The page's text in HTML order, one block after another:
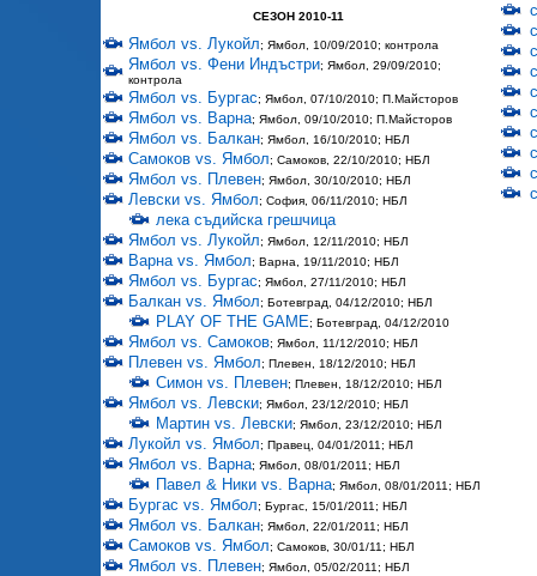
СЕЗОН 2010-11
Ямбол vs. Лукойл; Ямбол, 10/09/2010; контрола
Ямбол vs. Фени Индъстри; Ямбол, 29/09/2010;
контрола
Ямбол vs. Бургас; Ямбол, 07/10/2010; П.Майсторов
Ямбол vs. Варна; Ямбол, 09/10/2010; П.Майсторов
Ямбол vs. Балкан; Ямбол, 16/10/2010; НБЛ
Самоков vs. Ямбол; Самоков, 22/10/2010; НБЛ
Ямбол vs. Плевен; Ямбол, 30/10/2010; НБЛ
Левски vs. Ямбол; София, 06/11/2010; НБЛ
лека съдийска грешчица
Ямбол vs. Лукойл; Ямбол, 12/11/2010; НБЛ
Варна vs. Ямбол; Варна, 19/11/2010; НБЛ
Ямбол vs. Бургас; Ямбол, 27/11/2010; НБЛ
Балкан vs. Ямбол; Ботевград, 04/12/2010; НБЛ
PLAY OF THE GAME; Ботевград, 04/12/2010
Ямбол vs. Самоков; Ямбол, 11/12/2010; НБЛ
Плевен vs. Ямбол; Плевен, 18/12/2010; НБЛ
Симон vs. Плевен; Плевен, 18/12/2010; НБЛ
Ямбол vs. Левски; Ямбол, 23/12/2010; НБЛ
Мартин vs. Левски; Ямбол, 23/12/2010; НБЛ
Лукойл vs. Ямбол; Правец, 04/01/2011; НБЛ
Ямбол vs. Варна; Ямбол, 08/01/2011; НБЛ
Павел & Ники vs. Варна; Ямбол, 08/01/2011; НБЛ
Бургас vs. Ямбол; Бургас, 15/01/2011; НБЛ
Ямбол vs. Балкан; Ямбол, 22/01/2011; НБЛ
Самоков vs. Ямбол; Самоков, 30/01/11; НБЛ
Ямбол vs. Плевен; Ямбол, 05/02/2011; НБЛ